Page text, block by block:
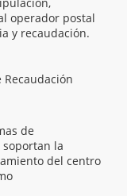
operador postal
y recaudación.
de
la
del centro